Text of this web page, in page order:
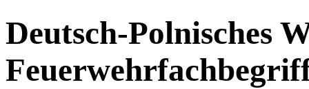
Deutsch-Polnisches